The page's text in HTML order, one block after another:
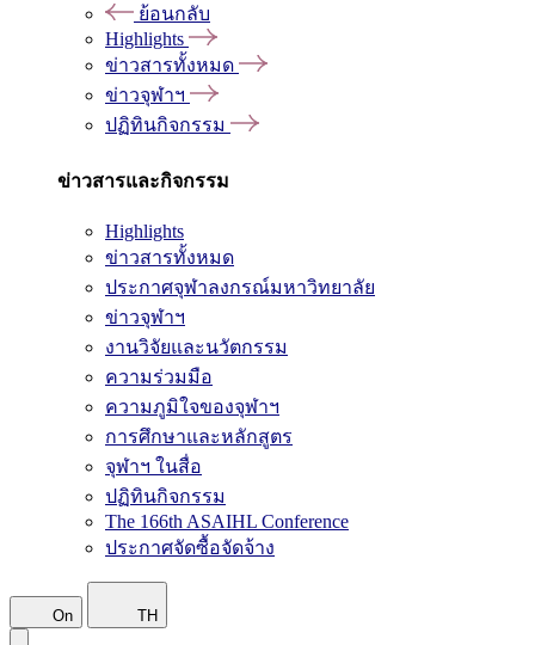
ย้อนกลับ
Highlights
ข่าวสารทั้งหมด
ข่าวจุฬาฯ
ปฏิทินกิจกรรม
ข่าวสารและกิจกรรม
Highlights
ข่าวสารทั้งหมด
ประกาศจุฬาลงกรณ์มหาวิทยาลัย
ข่าวจุฬาฯ
งานวิจัยและนวัตกรรม
ความร่วมมือ
ความภูมิใจของจุฬาฯ
การศึกษาและหลักสูตร
จุฬาฯ ในสื่อ
ปฏิทินกิจกรรม
The 166th ASAIHL Conference
ประกาศจัดซื้อจัดจ้าง
On TH